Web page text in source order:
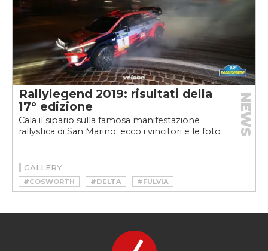
Rallylegend 2019: risultati della
17° edizione
Cala il sipario sulla famosa manifestazione
rallystica di San Marino: ecco i vincitori e le foto
NEWS
GALLERY
#COSWORTH #DELTA
#FULVIA
#IMPREZA
#INTEGRALE
#KADETT